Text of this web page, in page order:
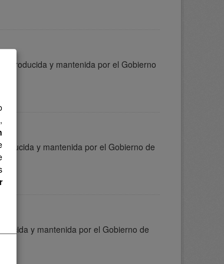
producida y mantenida por el Gobierno
y mantenida por el Gobierno de
y mantenida por el Gobierno de